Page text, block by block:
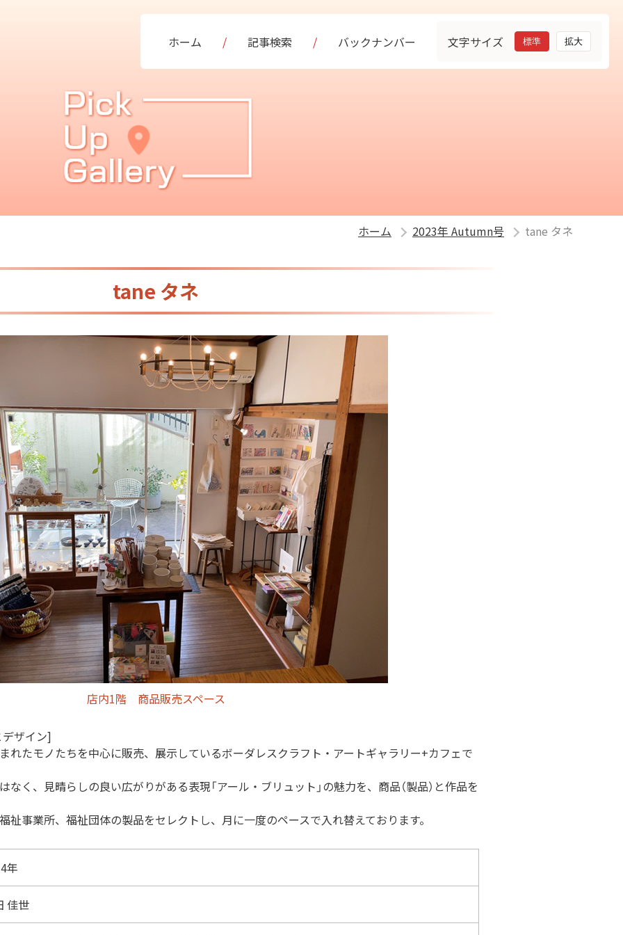
ホーム 記事検索 バックナンバー 文字サイズ 標準 拡大
ホーム 2023年 Autumn号 tane タネ
tane タネ
店内1階 商品販売スペース
ザイン]
れたモノたちを中心に販売、展示しているボーダレスクラフト・アートギャラリー+カフェで
く、見晴らしの良い広がりがある表現「アール・ブリュット」の魅力を、商品（製品）と作品を
祉事業所、福祉団体の製品をセレクトし、月に一度のペースで入れ替えております。
年
佳世